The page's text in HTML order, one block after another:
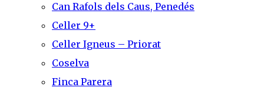
Can Rafols dels Caus, Penedés
Celler 9+
Celler Igneus – Priorat
Coselva
Finca Parera